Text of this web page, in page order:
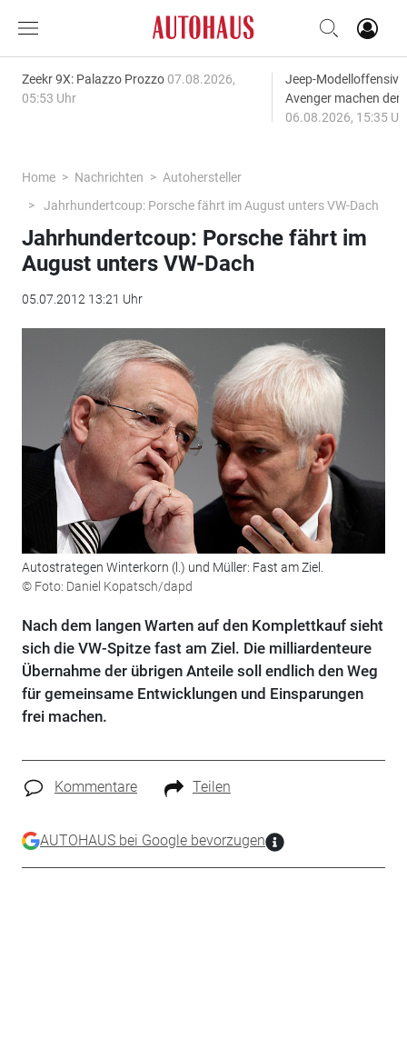
Zeekr 9X: Palazzo Prozzo 07.08.2026,
05:53 Uhr
Jeep-
Avenger machen
06.08.2026, 15:35
Home Nachrichten
Autohersteller
Jahrhundertcoup: Porsche fährt im August unters VW-Dach
Jahrhundertcoup: Porsche fährt im
August unters VW-Dach
05.07.2012 13:21 Uhr
Autostrategen Winterkorn (l.) und Müller: Fast am Ziel.
© Foto: Daniel Kopatsch/dapd
Nach dem langen Warten auf den Komplettkauf sieht
sich die VW-Spitze fast am Ziel. Die milliardenteure
Übernahme der übrigen Anteile soll endlich den Weg
für gemeinsame Entwicklungen und Einsparungen
frei machen.
Kommentare Teilen
AUTOHAUS bei Google bevorzugen